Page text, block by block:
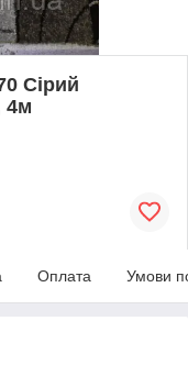
Сірий
4м
Оплата Умови